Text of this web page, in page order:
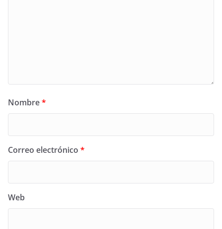
Nombre*
Correo electrónico *
Web